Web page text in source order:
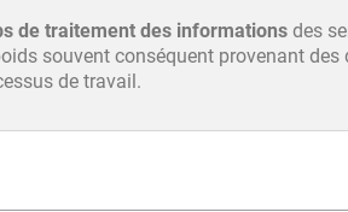
de traitement des informations des
souvent conséquent provenant des
de travail.